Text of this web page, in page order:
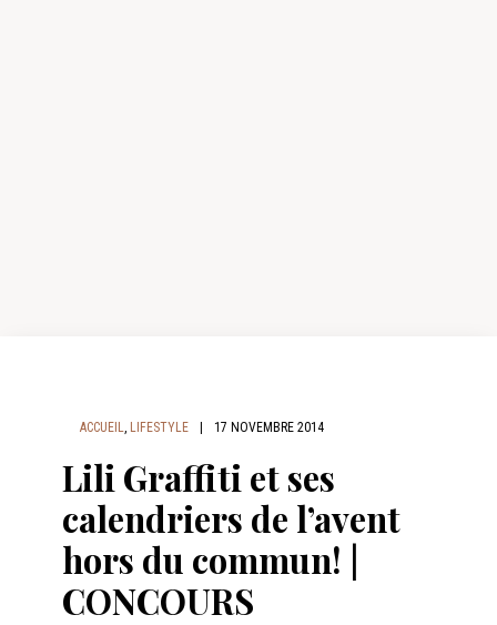
ACCUEIL, LIFESTYLE 17 NOVEMBRE 2014
Lili Graffiti et ses
calendriers de l’avent
hors du commun! |
CONCOURS